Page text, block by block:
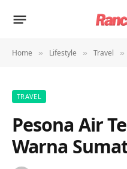
Home » Lifestyle » Travel »
TRAVEL
Pesona Air
Warna